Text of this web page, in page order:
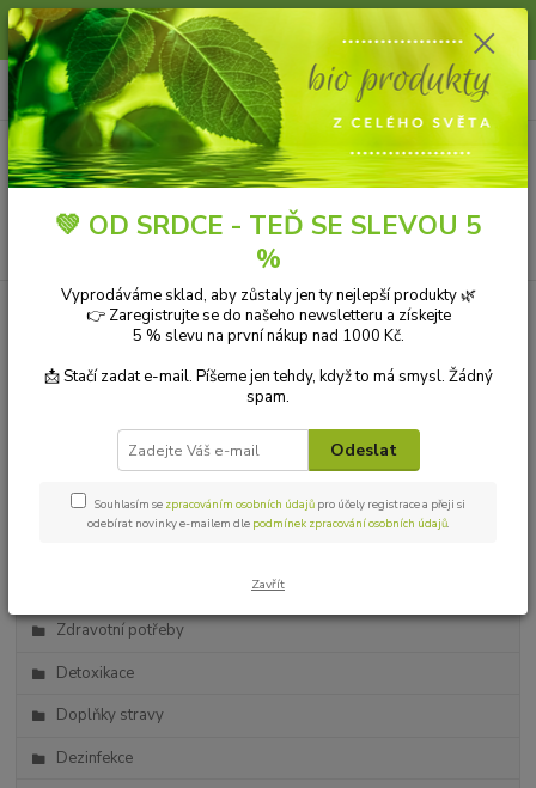
Slunce, koupání a horko dávají vlasům zabrat. Dopřejte jim šetrnou péči s
přírodní vlasovou kosmetikou.
Menu
CZK
+420 606 912 887
9-18:00 hod.
0 ks
za 0,00 Kč
Kategorie blogu
Přírodní kosmetika
Přírodní aromaterapie
Bio drogerie
Zdravotní potřeby
Detoxikace
Doplňky stravy
Dezinfekce
💚 OD SRDCE - TEĎ SE SLEVOU 5
%
Vyprodáváme sklad, aby zůstaly jen ty nejlepší produkty 🌿
👉 Zaregistrujte se do našeho newsletteru a získejte
5 % slevu na první nákup nad 1000 Kč.
📩 Stačí zadat e-mail. Píšeme jen tehdy, když to má smysl. Žádný
spam.
Odeslat
Souhlasím se zpracováním osobních údajů pro účely registrace a přeji si
odebírat novinky e-mailem dle podmínek zpracování osobních údajů.
Zavřít